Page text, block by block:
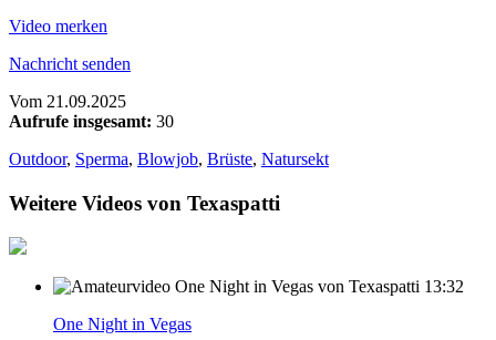
Video merken
Nachricht senden
Vom 21.09.2025
Aufrufe insgesamt: 30
Outdoor, Sperma, Blowjob, Brüste, Natursekt
Weitere Videos von Texaspatti
13:32
One Night in Vegas